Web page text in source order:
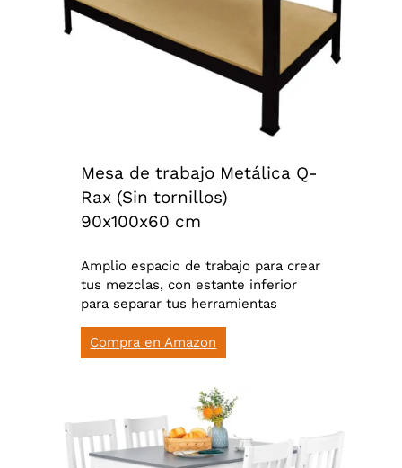
Mesa de trabajo Metálica Q-
Rax (Sin tornillos)
90x100x60 cm
Amplio espacio de trabajo para crear
tus mezclas, con estante inferior
para separar tus herramientas
Compra en Amazon